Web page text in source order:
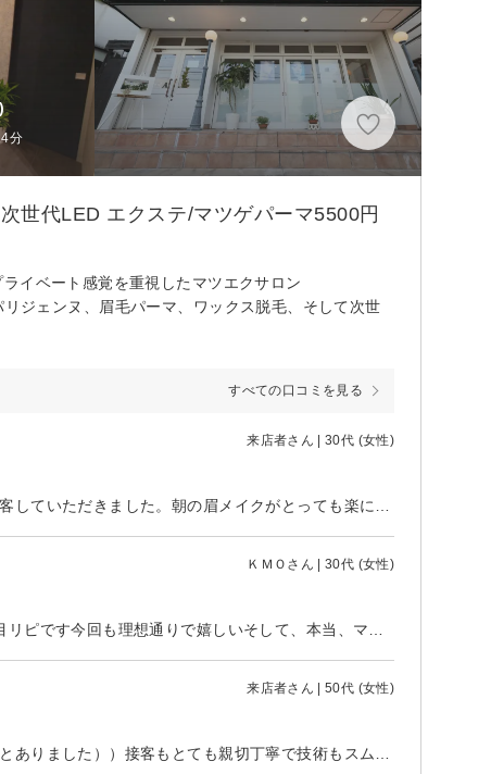
分
世代LED エクステ/マツゲパーマ5500円
イベート感覚を重視したマツエクサロン
ジェンヌ、眉毛パーマ、ワックス脱毛、そして次世
すべての口コミを見る
来店者さん | 30代 (女性)
ＫＭＯさん | 30代 (女性)
来店者さん | 50代 (女性)